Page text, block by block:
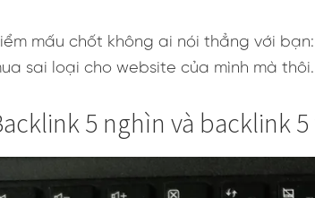
mấu chốt không ai nói thẳng với
sai loại cho website của mình mà thôi.
5 nghìn và backlink